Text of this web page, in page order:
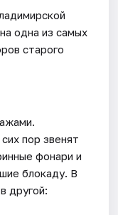
одна из самых
старого
пор звенят
фонари и
блокаду. В
другой: